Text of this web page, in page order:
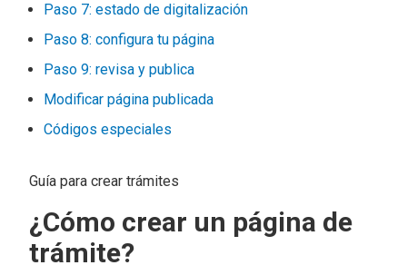
Paso 7: estado de digitalización
Paso 8: configura tu página
Paso 9: revisa y publica
Modificar página publicada
Códigos especiales
Guía para crear trámites
¿Cómo crear un página de
trámite?